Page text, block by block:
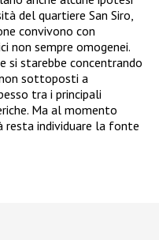
del quartiere San Siro,
convivono con
non sempre omogenei.
si starebbe concentrando
sottoposti a
tra i principali
Ma al momento
resta individuare la fonte